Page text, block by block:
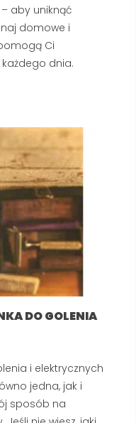
aby uniknąć
domowe i
Ci
dnia.
DO GOLENIA
i elektrycznych
jedna, jak i
sposób na